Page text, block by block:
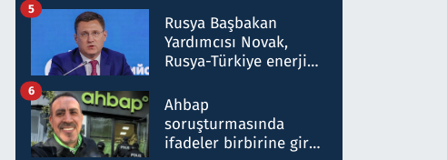
Rusya Başbakan
Yardımcısı Novak,
Rusya-Türkiye enerji
nitelikte olduğunu
belirtti
5
Ahbap
soruşturmasında
ifadeler birbirine girdi:
6